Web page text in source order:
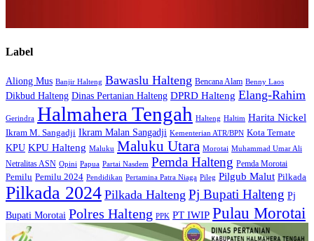
Label
Aliong Mus Banjir Halteng Bawaslu Halteng Bencana Alam Benny Laos
Dikbud Halteng Dinas Pertanian Halteng DPRD Halteng Elang-Rahim
Gerindra Halmahera Tengah Halteng Haltim Harita Nickel
Ikram M. Sangadji Ikram Malan Sangadji Kementerian ATR/BPN Kota Ternate
KPU KPU Halteng Maluku Maluku Utara Morotai Muhammad Umar Ali
Netralitas ASN Opini Papua Partai Nasdem Pemda Halteng Pemda Morotai
Pemilu Pemilu 2024 Pendidikan Pertamina Patra Niaga Pileg Pilgub Malut Pilkada
Pilkada 2024 Pilkada Halteng Pj Bupati Halteng Pj
Bupati Morotai Polres Halteng PPK PT IWIP Pulau Morotai